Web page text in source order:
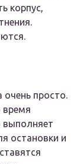
корпус,
очень просто.
время
выполняет
остановки и